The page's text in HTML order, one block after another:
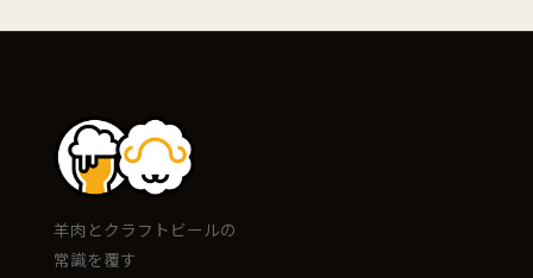
羊肉とクラフトビールの
常識を覆す